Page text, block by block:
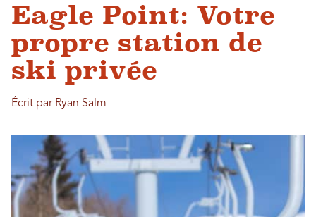
Eagle Point: Votre
propre station de
ski privée
Écrit par Ryan Salm